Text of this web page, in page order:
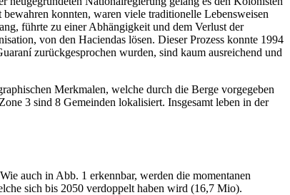
konnten, waren viele traditionelle Lebensweisen
führte zu einer Abhängigkeit und dem Verlust der
von den Haciendas lösen. Dieser Prozess konnte 1994
zurückgesprochen wurden, sind kaum ausreichend und
Merkmalen, welche durch die Berge vorgegeben
3 sind 8 Gemeinden lokalisiert. Insgesamt leben in der
auch in Abb. 1 erkennbar, werden die momentanen
sich bis 2050 verdoppelt haben wird (16,7 Mio).